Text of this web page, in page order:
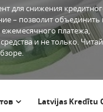
для снижения
– позволит объединить
платежа,
и не только.
Latvijas Kredītu